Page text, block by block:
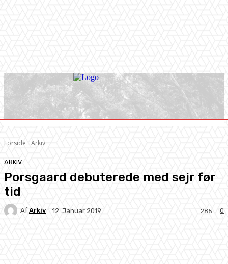
Forside Arkiv
ARKIV
Porsgaard debuterede med sejr før
tid
Af Arkiv 12. Januar 2019 0
285